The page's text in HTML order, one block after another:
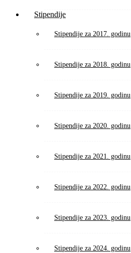
Stipendije
Stipendije za 2017. godinu
Stipendije za 2018. godinu
Stipendije za 2019. godinu
Stipendije za 2020. godinu
Stipendije za 2021. godinu
Stipendije za 2022. godinu
Stipendije za 2023. godinu
Stipendije za 2024. godinu